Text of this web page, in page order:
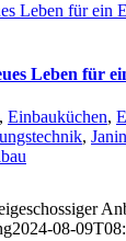
Leben für ein
Leben für
, Einbauküchen,
,
2024-08-